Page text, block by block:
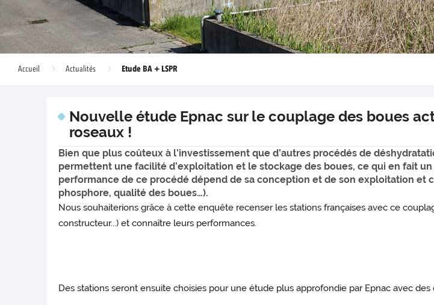
Accueil Actualités Etude BA + LSPR
Nouvelle étude Epnac sur le couplage des boues
roseaux !
Bien que plus coûteux à l’investissement que d’autres procédés de
permettent une facilité d’exploitation et le stockage des boues, ce qui en fait
performance de ce procédé dépend de sa conception et de son exploitation
phosphore, qualité des boues…).
Nous souhaiterions grâce à cette enquête recenser les stations françaises avec ce
constructeur...) et connaître leurs performances.
Des stations seront ensuite choisies pour une étude plus approfondie par Epnac avec des